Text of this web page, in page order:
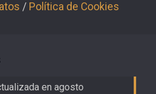
/ Política de Cookies
en agosto